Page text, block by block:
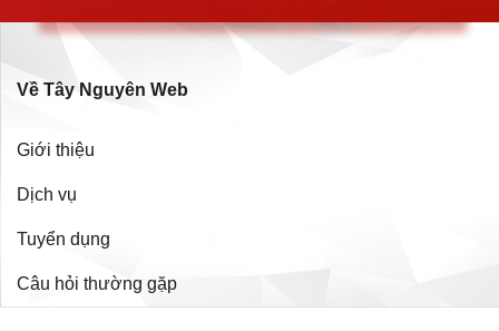
Về Tây Nguyên Web
Giới thiệu
Dịch vụ
Tuyển dụng
Câu hỏi thường gặp